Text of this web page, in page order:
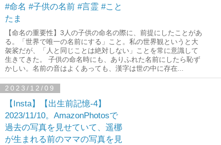
#命名 #子供の名前 #言霊 #こと
たま
【命名の重要性】3人の子供の命名の際に、前提にしたことがあ
る。「世界で唯一の名前にする」こと。私の世界観というと大
袈裟だが、「人と同じことは絶対しない」ことを常に意識して
生きてきた。 子供の命名時にも、ありふれた名前にしたら恥ず
かしい。名前の音はよくあっても、漢字は世の中に存在...
2023/12/09
【Insta】【出生前記憶-4】
2023/11/10。AmazonPhotosで
過去の写真を見せていて、遥梛
が生まれる前のママの写真を見